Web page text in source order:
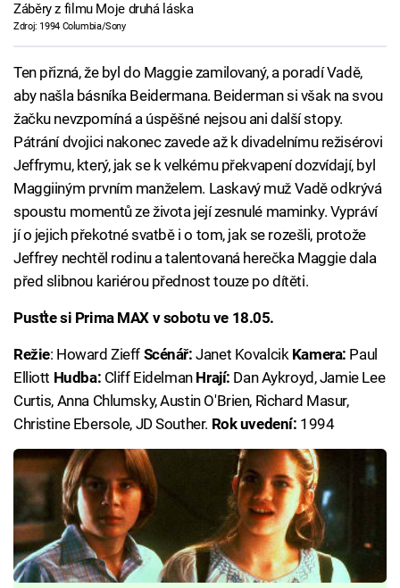
Záběry z filmu Moje druhá láska
Zdroj: 1994 Columbia/Sony
Ten přizná, že byl do Maggie zamilovaný, a poradí Vadě,
aby našla básníka Beidermana. Beiderman si však na svou
žačku nevzpomíná a úspěšné nejsou ani další stopy.
Pátrání dvojici nakonec zavede až k divadelnímu režisérovi
Jeffrymu, který, jak se k velkému překvapení dozvídají, byl
Maggiiným prvním manželem. Laskavý muž Vadě odkrývá
spoustu momentů ze života její zesnulé maminky. Vypráví
jí o jejich překotné svatbě i o tom, jak se rozešli, protože
Jeffrey nechtěl rodinu a talentovaná herečka Maggie dala
před slibnou kariérou přednost touze po dítěti.
Pusťte si Prima MAX v sobotu ve 18.05.
Režie: Howard Zieff Scénář: Janet Kovalcik Kamera: Paul
Elliott Hudba: Cliff Eidelman Hrají: Dan Aykroyd, Jamie Lee
Curtis, Anna Chlumsky, Austin O'Brien, Richard Masur,
Christine Ebersole, JD Souther. Rok uvedení: 1994